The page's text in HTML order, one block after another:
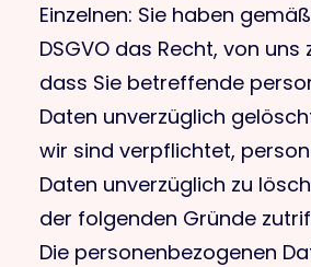
Einzelnen: Sie haben gemäß
DSGVO das Recht, von uns
dass Sie betreffende
Daten unverzüglich
wir sind verpflichtet,
Daten unverzüglich zu
der folgenden Gründe
Die personenbezogenen